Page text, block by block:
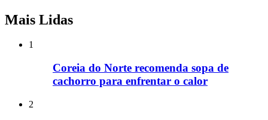
Mais Lidas
1
Coreia do Norte recomenda sopa de
cachorro para enfrentar o calor
2